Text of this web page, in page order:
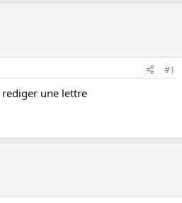
#1
une lettre